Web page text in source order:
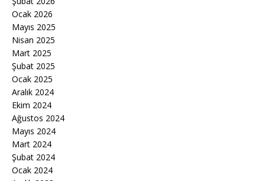
Ocak 2026
Mayıs 2025
Nisan 2025
Mart 2025
Şubat 2025
Ocak 2025
Aralık 2024
Ekim 2024
Ağustos 2024
Mayıs 2024
Mart 2024
Şubat 2024
Ocak 2024